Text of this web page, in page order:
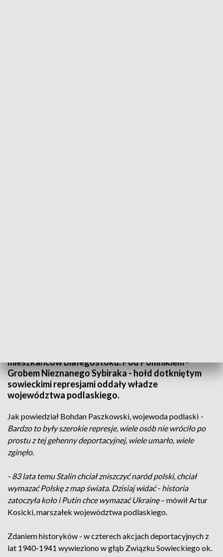
mieszkańców Białegostoku. Pod Pomnikiem -
Grobem Nieznanego Sybiraka - hołd dotkniętym
sowieckimi represjami oddały władze
województwa podlaskiego.
Jak powiedział Bohdan Paszkowski, wojewoda podlaski -
Bardzo to były szerokie represje, wiele osób nie wróciło po
prostu z tej gehenny deportacyjnej, wiele umarło, wiele
zginęło.
- 83 lata temu Stalin chciał zniszczyć naród polski, chciał
wymazać Polskę z map świata. Dzisiaj widać - historia
zatoczyła koło i Putin chce wymazać Ukrainę– mówił Artur
Kosicki, marszałek województwa podlaskiego.
Zdaniem historyków - w czterech akcjach deportacyjnych z
lat 1940-1941 wywieziono w głąb Związku Sowieckiego ok.